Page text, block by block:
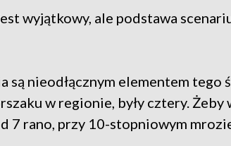
wyjątkowy, ale podstawa
są nieodłącznym elementem tego
w regionie, były cztery. Żeby
7 rano, przy 10-stopniowym